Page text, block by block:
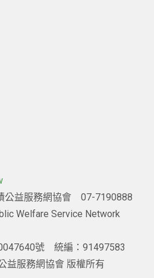
公益服務網協會 07-7190888
Welfare Service Network
號 統編：91497583
益服務網協會 版權所有